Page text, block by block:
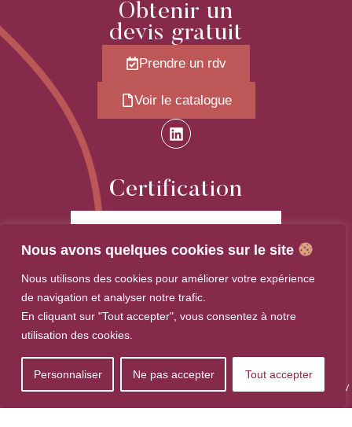
Nous avons quelques cookies sur le site
Nous utilisons des cookies pour améliorer votre expérience
de navigation et analyser notre trafic.
En cliquant sur "Tout accepter", vous consentez à notre
utilisation des cookies.
Personnaliser Ne pas accepter Tout accepter
Obtenir un
devis gratuit
Prendre un rdv
Voir le catalogue
Certification
La certification qualité a été délivrée au titre de
la catégorie d'action suivante :
ACTIONS DE FORMATION
CGV